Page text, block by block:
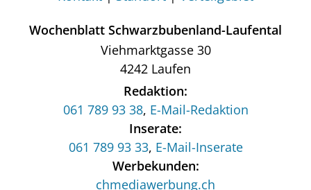
Wochenblatt Schwarzbubenland-Laufental
Viehmarktgasse 30
4242 Laufen
Redaktion:
061 789 93 38, E-Mail-Redaktion
Inserate:
061 789 93 33, E-Mail-Inserate
Werbekunden:
chmediawerbung.ch